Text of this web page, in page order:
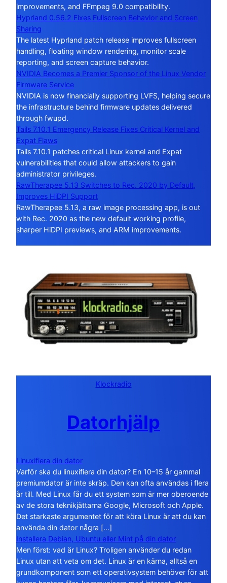
improvements, and FFmpeg 9.0 compatibility.
Hyprland 0.56.2 Fixes Fullscreen Behavior and Screen
Sharing
The latest Hyprland patch release improves fullscreen
handling, floating window rendering, monitor scale
reporting, and screen capture behavior.
NVIDIA Becomes a Premier Sponsor of the Linux Vendor
Firmware Service
NVIDIA is now financially supporting LVFS, helping secure
the infrastructure behind firmware updates delivered
through fwupd.
Tails 7.10.1 Emergency Release Fixes Critical Kernel and
Expat Flaws
Tails 7.10.1 patches critical Linux kernel and Expat
vulnerabilities that could allow attackers to gain
administrator privileges.
RawTherapee 5.13 Switches to Rec. 2020 by Default,
Improves HiDPI Support
RawTherapee 5.13, a raw image processing app, is out
with Rec. 2020 as the new default working profile,
sharper HiDPI previews, and ARM improvements.
Klockradio
Datorhjälp
Linuxifiera din dator
Varför ska du linuxifiera din dator? En 10–15 år gammal
premiumdator är inte skräp. Den kan ofta användas i flera
år till. Med Linux får du ett system som är mer oberoende
av de stora teknikjättarna Google, Microsoft och Apple.
Det starkaste argumentet för att köra Linux är att du kan
använda din dator några […]
Installera Debian, Ubuntu eller Mint på din dator
Men först: vad är Linux? Troligen använder du redan
Linux utan att veta om det. Linux är en kärna, alltså en
grundkomponent som ett operativsystem behöver för att